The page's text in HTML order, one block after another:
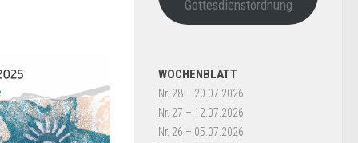
Gottesdienstordnung
WOCHENBLATT
Nr. 28 – 20.07.2026
Nr. 27 – 12.07.2026
Nr. 26 – 05.07.2026